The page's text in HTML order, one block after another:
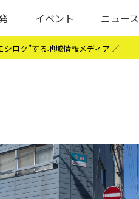
イベント ニュース
シロク”する地域情報メディア ／